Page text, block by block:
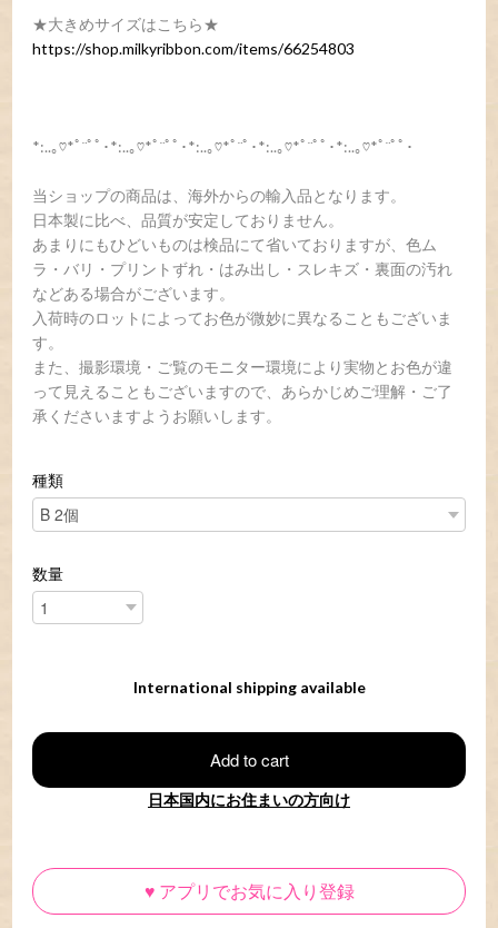
★大きめサイズはこちら★
https://shop.milkyribbon.com/items/66254803
*:..｡♡*ﾟ¨ﾟﾟ･*:..｡♡*ﾟ¨ﾟﾟ･*:..｡♡*ﾟ¨ﾟ･*:..｡♡*ﾟ¨ﾟﾟ･*:..｡♡*ﾟ¨ﾟﾟ･
当ショップの商品は、海外からの輸入品となります。
日本製に比べ、品質が安定しておりません。
あまりにもひどいものは検品にて省いておりますが、色ム
ラ・バリ・プリントずれ・はみ出し・スレキズ・裏面の汚れ
などある場合がございます。
入荷時のロットによってお色が微妙に異なることもございま
す。
また、撮影環境・ご覧のモニター環境により実物とお色が違
って見えることもございますので、あらかじめご理解・ご了
承くださいますようお願いします。
種類
数量
International shipping available
Add to cart
日本国内にお住まいの方向け
♥ アプリでお気に入り登録